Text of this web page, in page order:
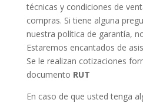
técnicas y condiciones de
compras. Si tiene alguna
nuestra política de garantía,
Estaremos encantados de
Se le realizan cotizaciones
documento RUT
En caso de que usted tenga